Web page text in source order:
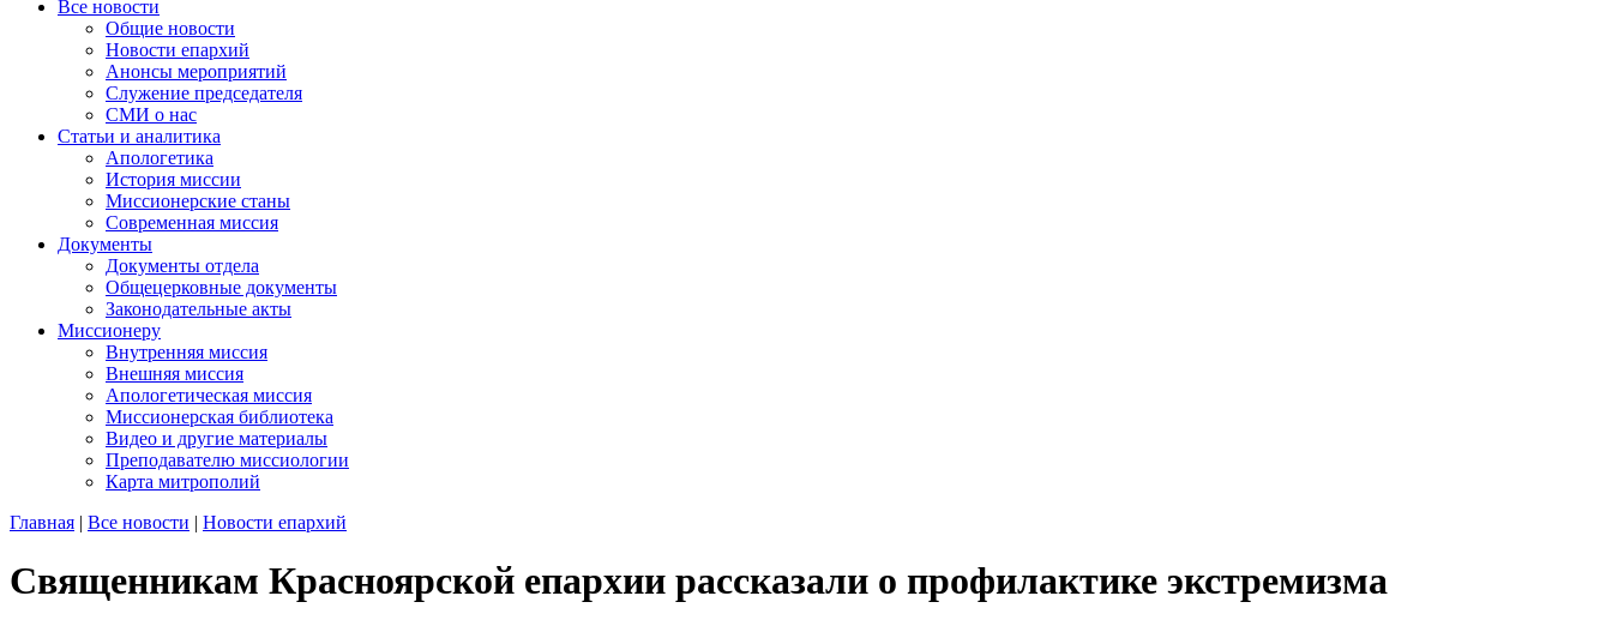
Все новости
Общие новости
Новости епархий
Анонсы мероприятий
Служение председателя
СМИ о нас
Статьи и аналитика
Апологетика
История миссии
Миссионерские станы
Современная миссия
Документы
Документы отдела
Общецерковные документы
Законодательные акты
Миссионеру
Внутренняя миссия
Внешняя миссия
Апологетическая миссия
Миссионерская библиотека
Видео и другие материалы
Преподавателю миссиологии
Карта митрополий
Главная | Все новости | Новости епархий
Священникам Красноярской епархии рассказали о профилактике экстремизма